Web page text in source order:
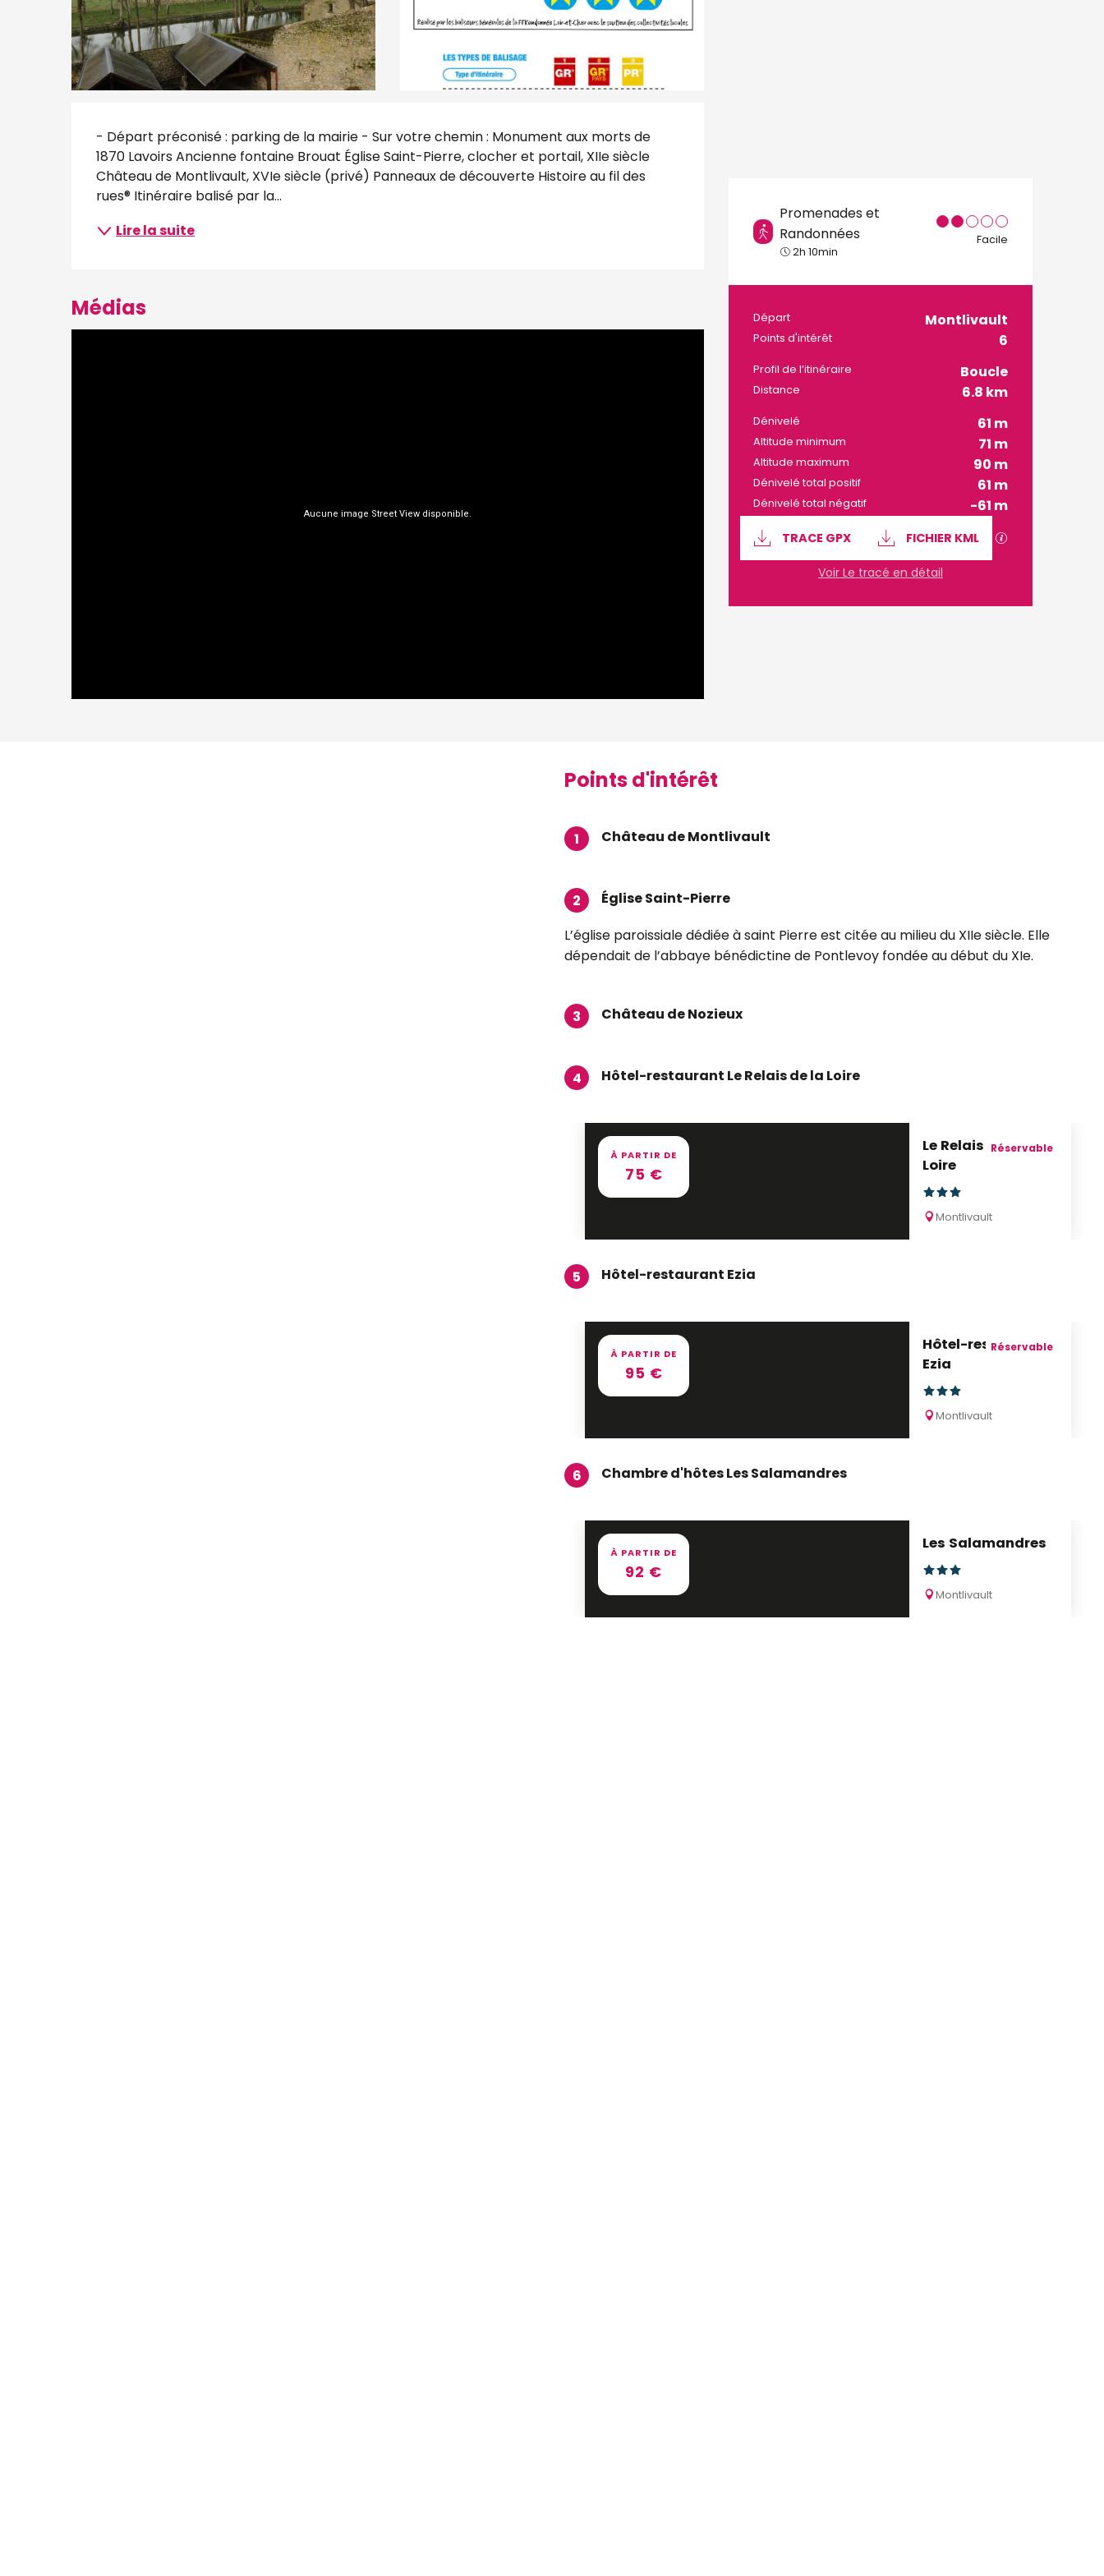
Promenades et
Randonnées
2h 10min
Facile
Informations
Départ Montlivault
Points d'intérêt 6
Profil de l’itinéraire Boucle
Distance 6.8 km
Dénivelé 61 m
Altitude minimum 71 m
Altitude maximum 90 m
Dénivelé total positif 61 m
Dénivelé total négatif -61 m
Documentation
TRACE GPX FICHIER KML
Voir Le tracé en détail
Description
- Départ préconisé : parking de la mairie - Sur votre chemin : Monument aux morts de
1870 Lavoirs Ancienne fontaine Brouat Église Saint-Pierre, clocher et portail, XIIe siècle
Château de Montlivault, XVIe siècle (privé) Panneaux de découverte Histoire au fil des
rues® Itinéraire balisé par la...
Lire la suite
Médias
Points d'intérêt
1 Château de Montlivault
2
Église Saint-Pierre
L’église paroissiale dédiée à saint Pierre est citée au milieu du XIIe siècle. Elle
dépendait de l’abbaye bénédictine de Pontlevoy fondée au début du XIe.
3 Château de Nozieux
4 Hôtel-restaurant Le Relais de la Loire
À PARTIR DE
75 €
Le Relais de la
Loire
Montlivault
Réservable
5 Hôtel-restaurant Ezia
À PARTIR DE
95 €
Hôtel-restaurant
Ezia
Montlivault
Réservable
6 Chambre d'hôtes Les Salamandres
À PARTIR DE
92 €
Les Salamandres
Montlivault